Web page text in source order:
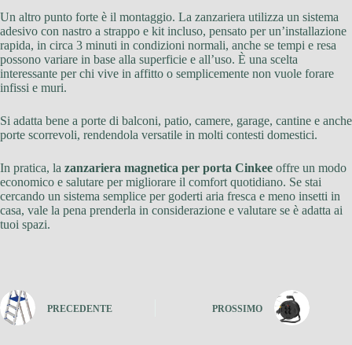
Un altro punto forte è il montaggio. La zanzariera utilizza un sistema
adesivo con nastro a strappo e kit incluso, pensato per un’installazione
rapida, in circa 3 minuti in condizioni normali, anche se tempi e resa
possono variare in base alla superficie e all’uso. È una scelta
interessante per chi vive in affitto o semplicemente non vuole forare
infissi e muri.
Si adatta bene a porte di balconi, patio, camere, garage, cantine e anche
porte scorrevoli, rendendola versatile in molti contesti domestici.
In pratica, la zanzariera magnetica per porta Cinkee offre un modo
economico e salutare per migliorare il comfort quotidiano. Se stai
cercando un sistema semplice per goderti aria fresca e meno insetti in
casa, vale la pena prenderla in considerazione e valutare se è adatta ai
tuoi spazi.
PRECEDENTE PROSSIMO